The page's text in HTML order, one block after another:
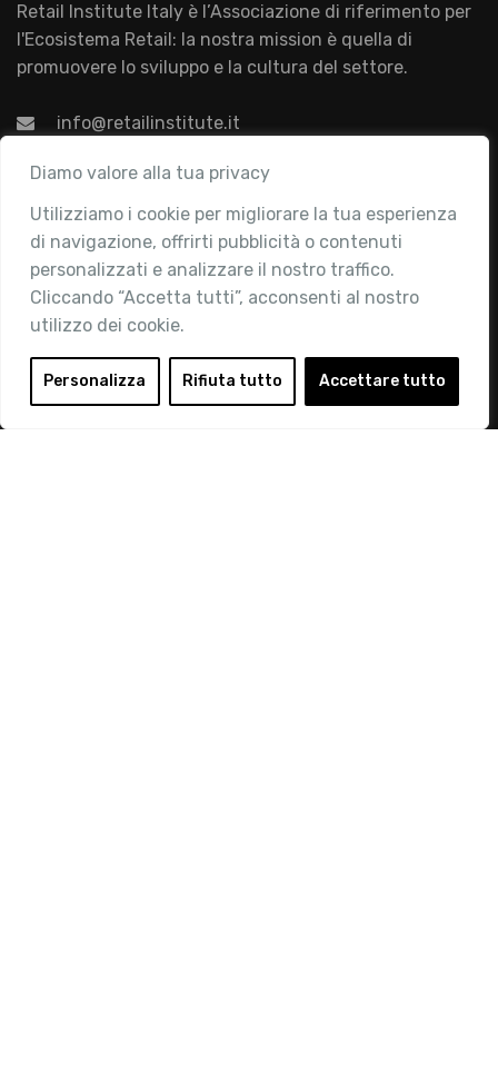
Diamo valore alla tua privacy
Utilizziamo i cookie per migliorare la tua esperienza
di navigazione, offrirti pubblicità o contenuti
personalizzati e analizzare il nostro traffico.
Cliccando “Accetta tutti”, acconsenti al nostro
utilizzo dei cookie.
Personalizza Rifiuta tutto Accettare tutto
Retail Institute Italy è l’Associazione di riferimento per
l'Ecosistema Retail: la nostra mission è quella di
promuovere lo sviluppo e la cultura del settore.
info@retailinstitute.it
Associazione
Chi siamo
Attività
Contatti
Area Riservata
Login
Diventa Socio